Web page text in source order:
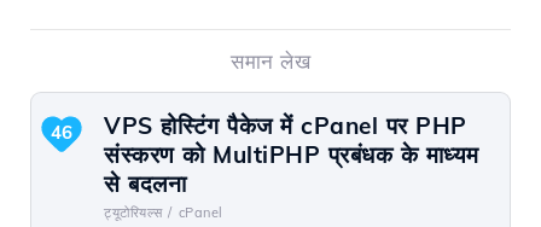
समान लेख
VPS होस्टिंग पैकेज में cPanel पर PHP
संस्करण को MultiPHP प्रबंधक के माध्यम
से बदलना
ट्यूटोरियल्स / cPanel
46